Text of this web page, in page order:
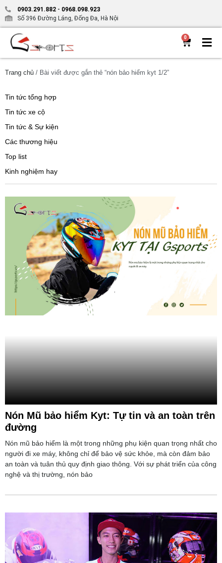
0903.291.882 - 0968.098.923
Số 396 Đường Láng, Đống Đa, Hà Nội
0
Trang chủ / Bài viết được gắn thẻ “nón bảo hiểm kyt 1/2”
Tin tức tổng hợp
Tin tức xe cộ
Tin tức & Sự kiện
Các thương hiệu
Top list
Kinh nghiệm hay
Nón Mũ bảo hiểm Kyt: Tự tin và an toàn trên
đường
Nón mũ bảo hiểm là một trong những phụ kiện quan trọng nhất cho
người đi xe máy, không chỉ để bảo vệ sức khỏe, mà còn đảm bảo
an toàn và tuân thủ quy định giao thông. Với sự phát triển của công
nghệ và thị trường, nón bảo